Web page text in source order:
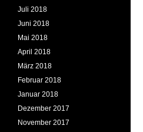
Juli 2018
Juni 2018
Mai 2018
April 2018
März 2018
Februar 2018
Januar 2018
Dezember 2017
November 2017